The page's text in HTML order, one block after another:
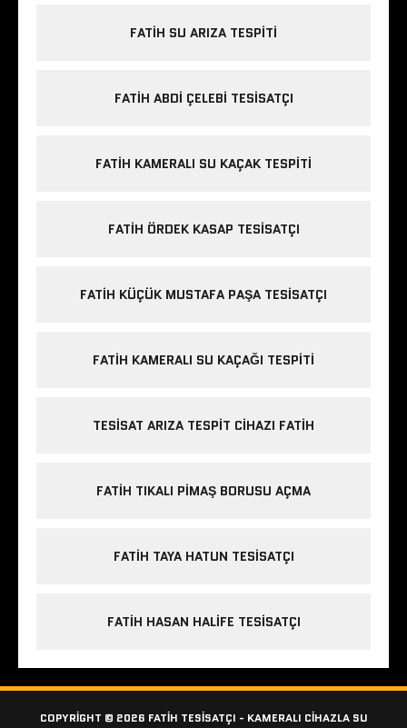
FATIH SU ARIZA TESPITI
FATIH ABDI ÇELEBI TESISATÇI
FATIH KAMERALI SU KAÇAK TESPITI
FATIH ÖRDEK KASAP TESISATÇI
FATIH KÜÇÜK MUSTAFA PAŞA TESISATÇI
FATIH KAMERALI SU KAÇAĞI TESPITI
TESISAT ARIZA TESPIT CIHAZI FATIH
FATIH TIKALI PIMAŞ BORUSU AÇMA
FATIH TAYA HATUN TESISATÇI
FATIH HASAN HALIFE TESISATÇI
COPYRIGHT © 2026 FATIH TESISATÇI - KAMERALI CIHAZLA SU